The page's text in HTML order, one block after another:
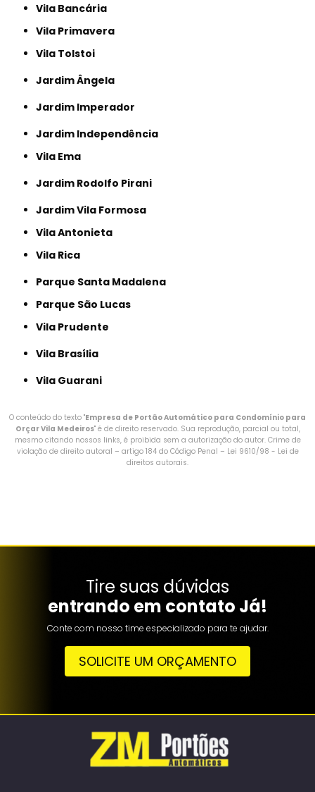
Vila Bancária
Vila Primavera
Vila Tolstoi
Jardim Ângela
Jardim Imperador
Jardim Independência
Vila Ema
Jardim Rodolfo Pirani
Jardim Vila Formosa
Vila Antonieta
Vila Rica
Parque Santa Madalena
Parque São Lucas
Vila Prudente
Vila Brasília
Vila Guarani
O conteúdo do texto "Empresa de Portão Automático para Condomínio para
Orçar Vila Medeiros" é de direito reservado. Sua reprodução, parcial ou total,
mesmo citando nossos links, é proibida sem a autorização do autor. Crime de
violação de direito autoral – artigo 184 do Código Penal – Lei 9610/98 - Lei de
direitos autorais.
Tire suas dúvidas
entrando em contato Já!
Conte com nosso time especializado para te ajudar.
SOLICITE UM ORÇAMENTO